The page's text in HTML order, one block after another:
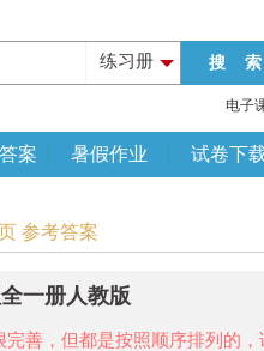
练习册
电子
案 暑假作业 试卷下
参考答案
一册人教版
善，但都是按照顺序排列的